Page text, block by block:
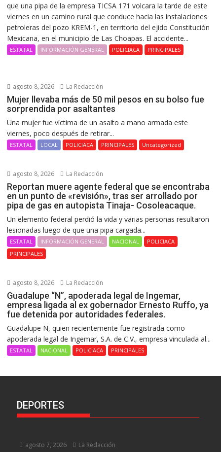
que una pipa de la empresa TICSA 171 volcara la tarde de este
viernes en un camino rural que conduce hacia las instalaciones
petroleras del pozo KREM-1, en territorio del ejido Constitución
Mexicana, en el municipio de Las Choapas. El accidente...
ESTATAL INFORMACIÓN GENERAL POLICIACA PRINCIPALES
agosto 8, 2026 La Redacción
Mujer llevaba más de 50 mil pesos en su bolso fue
sorprendida por asaltantes
Una mujer fue víctima de un asalto a mano armada este
viernes, poco después de retirar...
ESTATAL LOCAL POLICIACA PRINCIPALES Uncategorized
agosto 8, 2026 La Redacción
Reportan muere agente federal que se encontraba
en un punto de «revisión», tras ser arrollado por
pipa de gas en autopista Tinaja- Cosoleacaque.
Un elemento federal perdió la vida y varias personas resultaron
lesionadas luego de que una pipa cargada...
ESTATAL INFORMACIÓN GENERAL NACIONAL
POLICIACA
PRINCIPALES
agosto 8, 2026 La Redacción
Guadalupe “N”, apoderada legal de Ingemar,
empresa ligada al ex gobernador Ernesto Ruffo, ya
fue detenida por autoridades federales.
Guadalupe N, quien recientemente fue registrada como
apoderada legal de Ingemar, S.A. de C.V., empresa vinculada al...
ESTATAL NACIONAL POLICIACA PRINCIPALES
DEPORTES
agosto 7, 2026 La Redacción